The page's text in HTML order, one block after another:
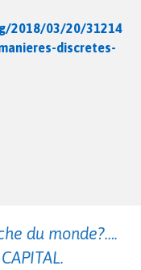
2018/03/20/31214
discretes-
du monde?….